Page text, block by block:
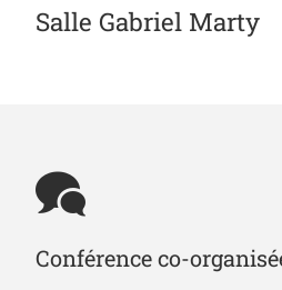
Salle Gabriel Marty
Conférence co-